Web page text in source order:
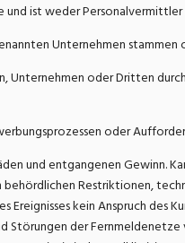
ist weder
Unternehmen
Unternehmen oder Dritten
oder
und entgangenen Gewinn.
Restriktionen,
kein Anspruch des
der